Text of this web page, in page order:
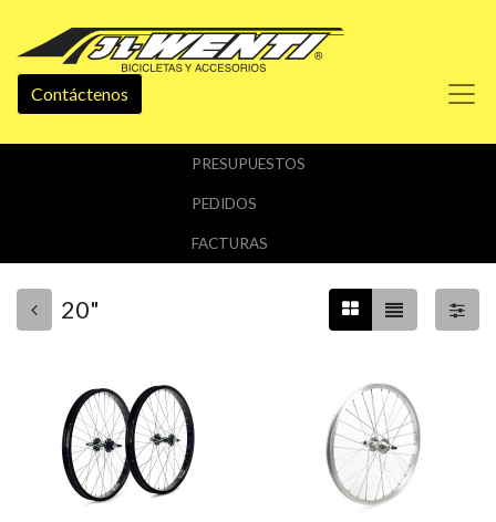
Contáctenos
PRESUPUESTOS
PEDIDOS
FACTURAS
20"